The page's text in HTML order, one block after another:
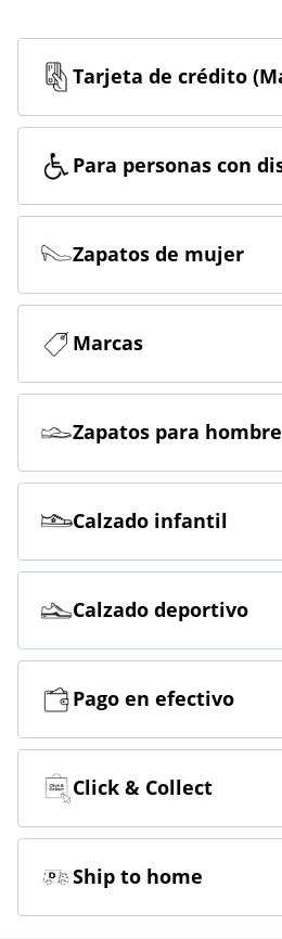
Tarjeta de crédito
Para personas con
Zapatos de mujer
Marcas
Zapatos para hombre
Calzado infantil
Calzado deportivo
Pago en efectivo
Click & Collect
Ship to home